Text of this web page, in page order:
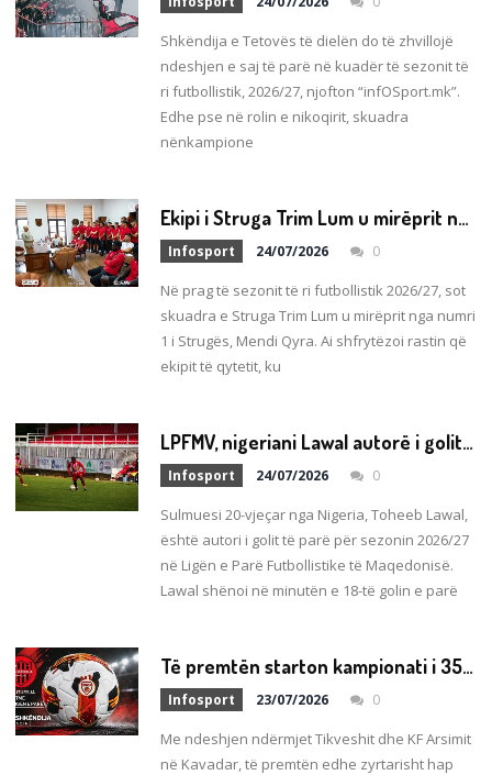
Shkëndija e Tetovës të dielën do të zhvillojë
ndeshjen e saj të parë në kuadër të sezonit të
ri futbollistik, 2026/27, njofton “infOSport.mk”.
Edhe pse në rolin e nikoqirit, skuadra
nënkampione
E
kipi i Struga Trim Lum u mirëprit nga numri 1 i Strugës, Mendi Qyra
Infosport 24/07/2026 0
Në prag të sezonit të ri futbollistik 2026/27, sot
skuadra e Struga Trim Lum u mirëprit nga numri
1 i Strugës, Mendi Qyra. Ai shfrytëzoi rastin që
ekipit të qytetit, ku
L
PFMV, nigeriani Lawal autorë i golit të parë për sezonin 2026/27
Infosport 24/07/2026 0
Sulmuesi 20-vjeçar nga Nigeria, Toheeb Lawal,
është autori i golit të parë për sezonin 2026/27
në Ligën e Parë Futbollistike të Maqedonisë.
Lawal shënoi në minutën e 18-të golin e parë
T
ë premtën starton kampionati i 35-të në futboll! Shkëndija e Haraçinës debutuesja e vetme
Infosport 23/07/2026 0
Me ndeshjen ndërmjet Tikveshit dhe KF Arsimit
në Kavadar, të premtën edhe zyrtarisht hap